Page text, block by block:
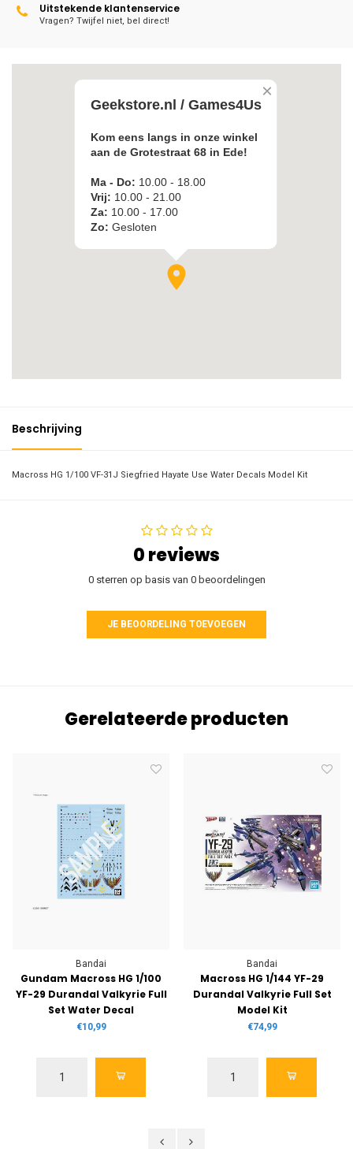
Uitstekende klantenservice
Vragen? Twijfel niet, bel direct!
Beschrijving
Macross HG 1/100 VF-31J Siegfried Hayate Use Water Decals Model Kit
0 reviews
0 sterren op basis van 0 beoordelingen
JE BEOORDELING TOEVOEGEN
Gerelateerde producten
Bandai
Gundam Macross HG 1/100
YF-29 Durandal Valkyrie Full
Set Water Decal
€10,99
Bandai
Macross HG 1/144 YF-29
Durandal Valkyrie Full Set
Model Kit
€74,99